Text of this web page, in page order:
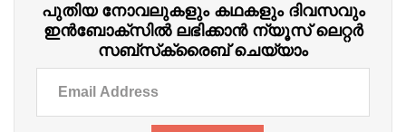
പുതിയ നോവലുകളും കഥകളും ദിവസവും
ഇന്‍ബോക്‌സില്‍ ലഭിക്കാന്‍ ന്യൂസ് ലെറ്റർ
സബ്‌സ്‌ക്രൈബ് ചെയ്യാം